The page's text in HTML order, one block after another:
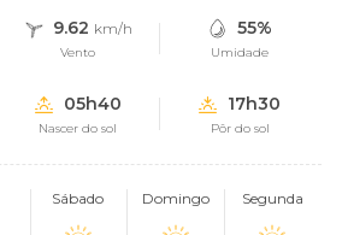
9.62 km/h
Vento
55%
Umidade
05h40
Nascer do sol
17h30
Pôr do sol
Sábado Domingo Segunda